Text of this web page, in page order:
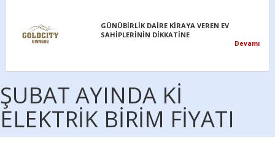
GÜNÜBİRLİK DAİRE KİRAYA VEREN EV
SAHİPLERİNİN DİKKATİNE
Devamı
ŞUBAT AYINDA Kİ
ELEKTRİK BİRİM FİYATI